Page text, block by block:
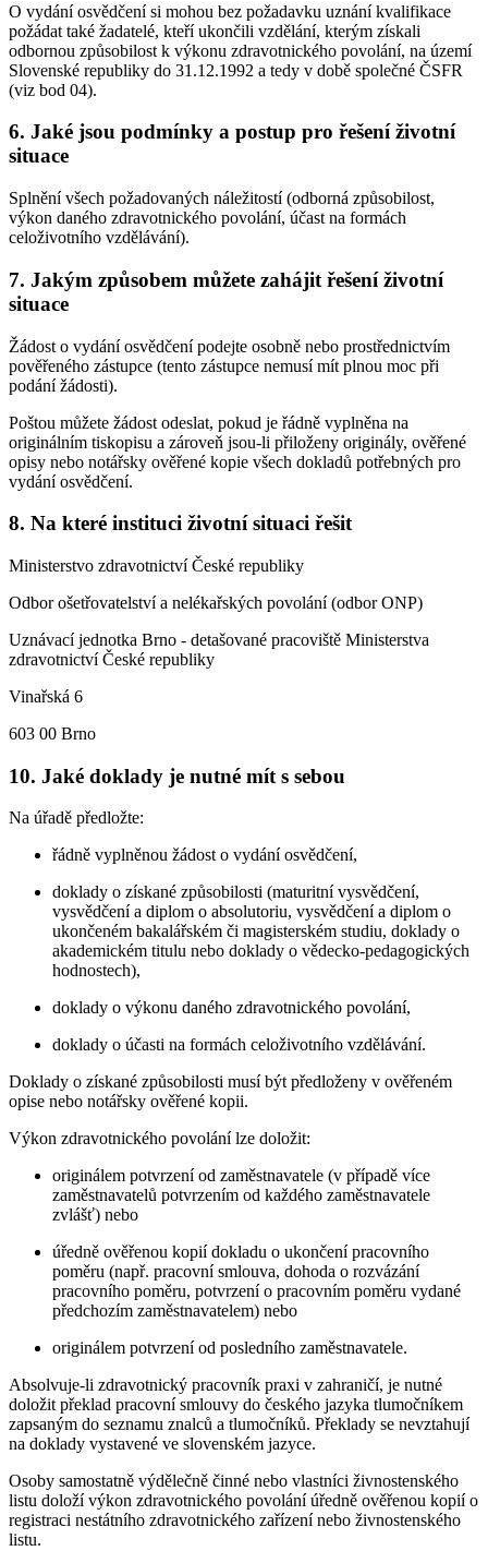
O vydání osvědčení si mohou bez požadavku uznání kvalifikace
požádat také žadatelé, kteří ukončili vzdělání, kterým získali
odbornou způsobilost k výkonu zdravotnického povolání, na území
Slovenské republiky do 31.12.1992 a tedy v době společné ČSFR
(viz bod 04).
6. Jaké jsou podmínky a postup pro řešení životní
situace
Splnění všech požadovaných náležitostí (odborná způsobilost,
výkon daného zdravotnického povolání, účast na formách
celoživotního vzdělávání).
7. Jakým způsobem můžete zahájit řešení životní
situace
Žádost o vydání osvědčení podejte osobně nebo prostřednictvím
pověřeného zástupce (tento zástupce nemusí mít plnou moc při
podání žádosti).
Poštou můžete žádost odeslat, pokud je řádně vyplněna na
originálním tiskopisu a zároveň jsou-li přiloženy originály, ověřené
opisy nebo notářsky ověřené kopie všech dokladů potřebných pro
vydání osvědčení.
8. Na které instituci životní situaci řešit
Ministerstvo zdravotnictví České republiky
Odbor ošetřovatelství a nelékařských povolání (odbor ONP)
Uznávací jednotka Brno - detašované pracoviště Ministerstva
zdravotnictví České republiky
Vinařská 6
603 00 Brno
10. Jaké doklady je nutné mít s sebou
Na úřadě předložte:
řádně vyplněnou žádost o vydání osvědčení,
doklady o získané způsobilosti (maturitní vysvědčení,
vysvědčení a diplom o absolutoriu, vysvědčení a diplom o
ukončeném bakalářském či magisterském studiu, doklady o
akademickém titulu nebo doklady o vědecko-pedagogických
hodnostech),
doklady o výkonu daného zdravotnického povolání,
doklady o účasti na formách celoživotního vzdělávání.
Doklady o získané způsobilosti musí být předloženy v ověřeném
opise nebo notářsky ověřené kopii.
Výkon zdravotnického povolání lze doložit:
originálem potvrzení od zaměstnavatele (v případě více
zaměstnavatelů potvrzením od každého zaměstnavatele
zvlášť) nebo
úředně ověřenou kopií dokladu o ukončení pracovního
poměru (např. pracovní smlouva, dohoda o rozvázání
pracovního poměru, potvrzení o pracovním poměru vydané
předchozím zaměstnavatelem) nebo
originálem potvrzení od posledního zaměstnavatele.
Absolvuje-li zdravotnický pracovník praxi v zahraničí, je nutné
doložit překlad pracovní smlouvy do českého jazyka tlumočníkem
zapsaným do seznamu znalců a tlumočníků. Překlady se nevztahují
na doklady vystavené ve slovenském jazyce.
Osoby samostatně výdělečně činné nebo vlastníci živnostenského
listu doloží výkon zdravotnického povolání úředně ověřenou kopií o
registraci nestátního zdravotnického zařízení nebo živnostenského
listu.